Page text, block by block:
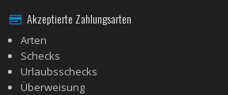
Akzeptierte Zahlungsarten
Arten
Schecks
Urlaubsschecks
Überweisung